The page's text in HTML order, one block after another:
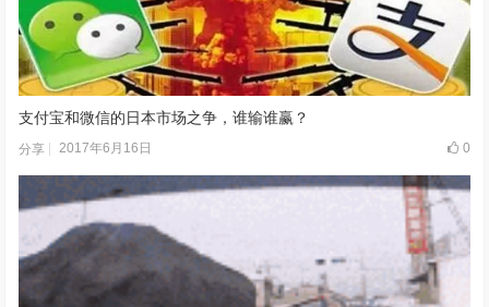
支付宝和微信的日本市场之争，谁输谁赢？
分享 2017年6月16日 0